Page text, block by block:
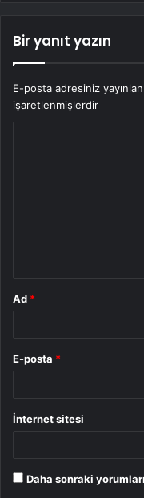
Bir yanıt yazın
E-posta adresiniz
işaretlenmişlerdir
Ad *
E-posta *
İnternet sitesi
Daha sonraki